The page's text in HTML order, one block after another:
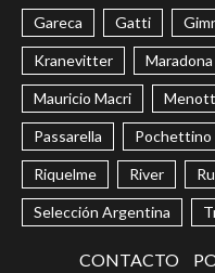
Gareca Gatti
Kranevitter Maradona
Mauricio Macri
Passarella Pochettino
Riquelme River
Selección Argentina
CONTACTO